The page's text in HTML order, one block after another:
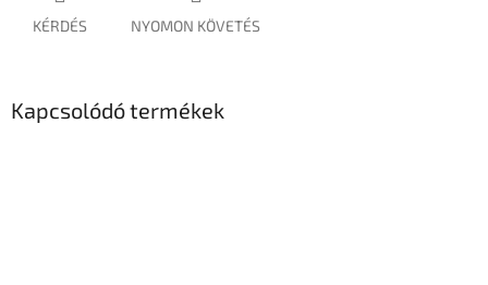
KÉRDÉS NYOMON KÖVETÉS
Kapcsolódó termékek